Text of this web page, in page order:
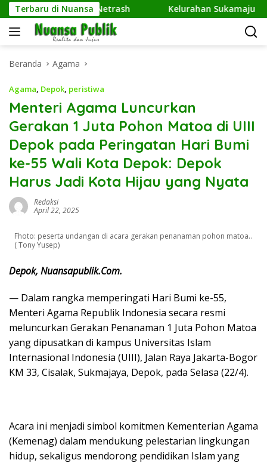
Langsung
ke
konten
Terbaru di Nuansa
Kembangkan Netrash Kelurahan Sukamaju Gelar
Beranda Agama
Agama, Depok, peristiwa
Menteri Agama Luncurkan
Gerakan 1 Juta Pohon Matoa di UIII
Depok pada Peringatan Hari Bumi
ke-55 Wali Kota Depok: Depok
Harus Jadi Kota Hijau yang Nyata
Redaksi
April 22, 2025
Fhoto: peserta undangan di acara gerakan penanaman pohon matoa..
( Tony Yusep)
Depok, Nuansapublik.Com.
— Dalam rangka memperingati Hari Bumi ke-55,
Menteri Agama Republik Indonesia secara resmi
meluncurkan Gerakan Penanaman 1 Juta Pohon Matoa
yang dipusatkan di kampus Universitas Islam
Internasional Indonesia (UIII), Jalan Raya Jakarta-Bogor
KM 33, Cisalak, Sukmajaya, Depok, pada Selasa (22/4).
Acara ini menjadi simbol komitmen Kementerian Agama
(Kemenag) dalam mendukung pelestarian lingkungan
hidup, sekaligus mendorong pendidikan Islam yang